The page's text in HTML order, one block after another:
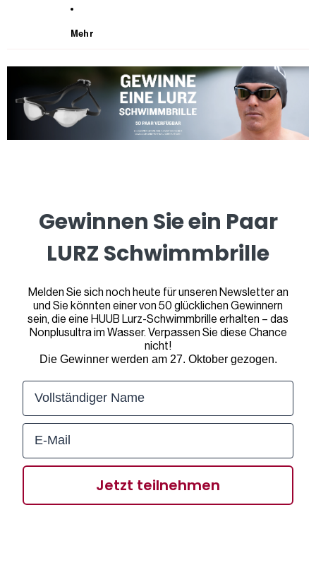
Mehr
Gewinnen Sie ein Paar
LURZ Schwimmbrille
Melden Sie sich noch heute für unseren Newsletter an
und Sie könnten einer von 50 glücklichen Gewinnern
sein, die eine HUUB Lurz-Schwimmbrille erhalten – das
Nonplusultra im Wasser. Verpassen Sie diese Chance
nicht!
Die Gewinner werden am 27. Oktober gezogen.
Jetzt teilnehmen